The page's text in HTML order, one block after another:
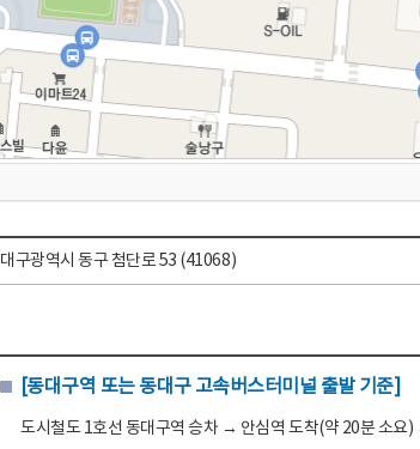
대구광역시 동구 첨단로 53 (41068)
[동대구역 또는 동대구 고속버스터미널 출발 기준]
도시철도 1호선 동대구역 승차 → 안심역 도착(약 20분 소